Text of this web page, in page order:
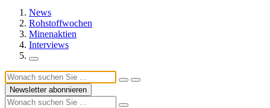
News
Rohstoffwochen
Minenaktien
Interviews
Newsletter abonnieren